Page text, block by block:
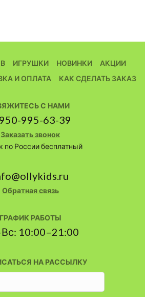
ИГРУШКИ НОВИНКИ
АКЦИИ
И ОПЛАТА КАК СДЕЛАТЬ ЗАКАЗ
НА РАССЫЛКУ
С НАМИ
995-63-39
Заказать звонок
по России бесплатный
Обратная связь
ГРАФИК РАБОТЫ
10:00–21:00